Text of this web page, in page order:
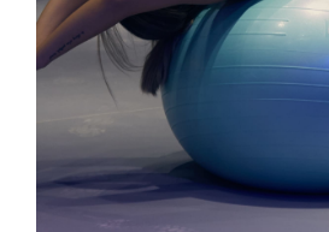
AJOUTER AU PANIER /